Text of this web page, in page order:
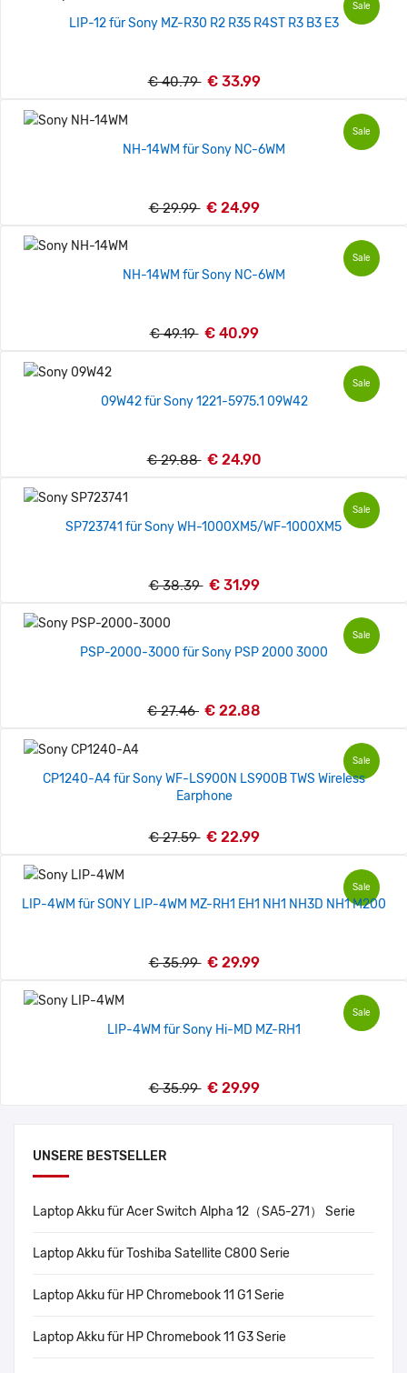
UNSERE BESTSELLER
Laptop Akku für Acer Switch Alpha 12（SA5-271） Serie
Laptop Akku für Toshiba Satellite C800 Serie
Laptop Akku für HP Chromebook 11 G1 Serie
Laptop Akku für HP Chromebook 11 G3 Serie
Sale
LIP-12 für Sony MZ-R30 R2 R35 R4ST R3 B3 E3
€ 40.79 € 33.99
Sale
NH-14WM für Sony NC-6WM
€ 29.99 € 24.99
Sale
NH-14WM für Sony NC-6WM
€ 49.19 € 40.99
Sale
09W42 für Sony 1221-5975.1 09W42
€ 29.88 € 24.90
Sale
SP723741 für Sony WH-1000XM5/WF-1000XM5
€ 38.39 € 31.99
Sale
PSP-2000-3000 für Sony PSP 2000 3000
€ 27.46 € 22.88
Sale
CP1240-A4 für Sony WF-LS900N LS900B TWS Wireless
Earphone
€ 27.59 € 22.99
Sale
LIP-4WM für SONY LIP-4WM MZ-RH1 EH1 NH1 NH3D NH1 M200
€ 35.99 € 29.99
Sale
LIP-4WM für Sony Hi-MD MZ-RH1
€ 35.99 € 29.99